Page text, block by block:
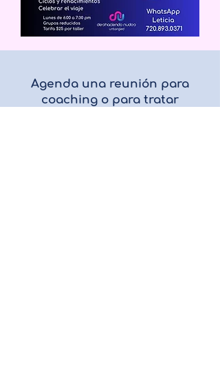
Agenda una reunión para
coaching o para tratar